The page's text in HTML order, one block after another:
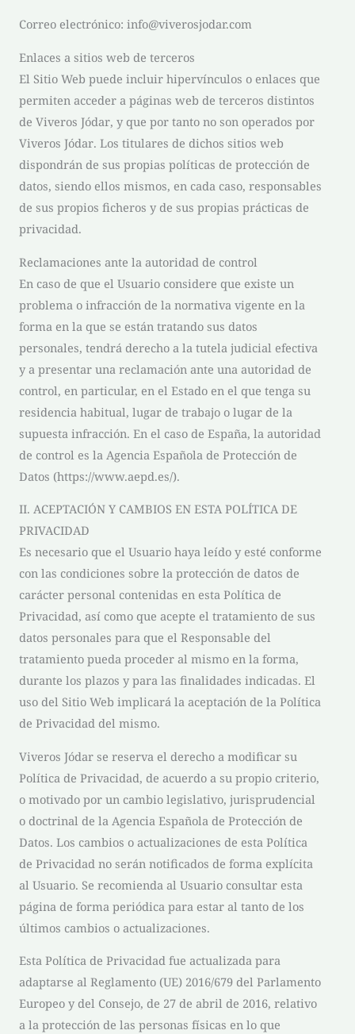
Correo electrónico: info@viverosjodar.com
Enlaces a sitios web de terceros
El Sitio Web puede incluir hipervínculos o enlaces que
permiten acceder a páginas web de terceros distintos
de Viveros Jódar, y que por tanto no son operados por
Viveros Jódar. Los titulares de dichos sitios web
dispondrán de sus propias políticas de protección de
datos, siendo ellos mismos, en cada caso, responsables
de sus propios ficheros y de sus propias prácticas de
privacidad.
Reclamaciones ante la autoridad de control
En caso de que el Usuario considere que existe un
problema o infracción de la normativa vigente en la
forma en la que se están tratando sus datos
personales, tendrá derecho a la tutela judicial efectiva
y a presentar una reclamación ante una autoridad de
control, en particular, en el Estado en el que tenga su
residencia habitual, lugar de trabajo o lugar de la
supuesta infracción. En el caso de España, la autoridad
de control es la Agencia Española de Protección de
Datos (https://www.aepd.es/).
II. ACEPTACIÓN Y CAMBIOS EN ESTA POLÍTICA DE
PRIVACIDAD
Es necesario que el Usuario haya leído y esté conforme
con las condiciones sobre la protección de datos de
carácter personal contenidas en esta Política de
Privacidad, así como que acepte el tratamiento de sus
datos personales para que el Responsable del
tratamiento pueda proceder al mismo en la forma,
durante los plazos y para las finalidades indicadas. El
uso del Sitio Web implicará la aceptación de la Política
de Privacidad del mismo.
Viveros Jódar se reserva el derecho a modificar su
Política de Privacidad, de acuerdo a su propio criterio,
o motivado por un cambio legislativo, jurisprudencial
o doctrinal de la Agencia Española de Protección de
Datos. Los cambios o actualizaciones de esta Política
de Privacidad no serán notificados de forma explícita
al Usuario. Se recomienda al Usuario consultar esta
página de forma periódica para estar al tanto de los
últimos cambios o actualizaciones.
Esta Política de Privacidad fue actualizada para
adaptarse al Reglamento (UE) 2016/679 del Parlamento
Europeo y del Consejo, de 27 de abril de 2016, relativo
a la protección de las personas físicas en lo que